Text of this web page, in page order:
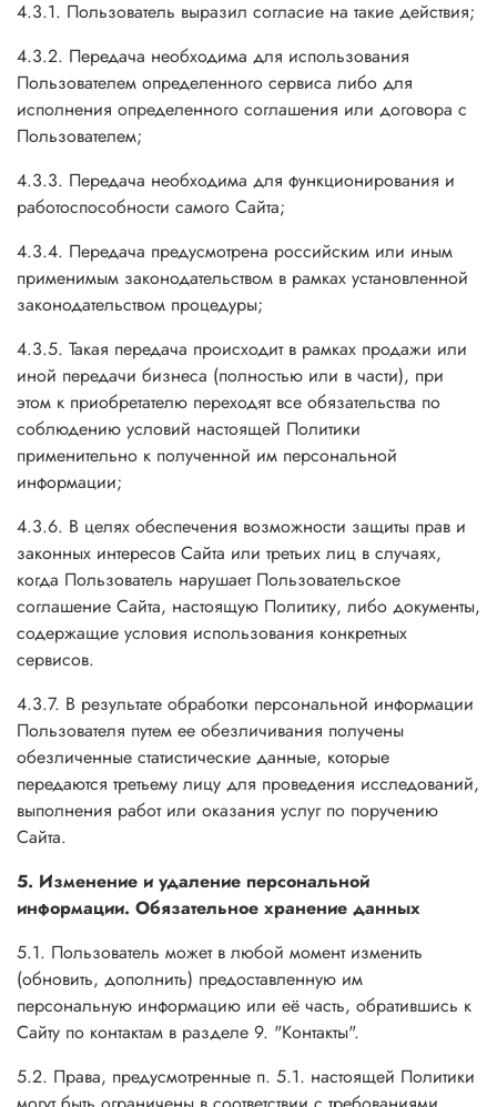
4.3.1. Пользователь выразил согласие на такие действия;
4.3.2. Передача необходима для использования
Пользователем определенного сервиса либо для
исполнения определенного соглашения или договора с
Пользователем;
4.3.3. Передача необходима для функционирования и
работоспособности самого Сайта;
4.3.4. Передача предусмотрена российским или иным
применимым законодательством в рамках установленной
законодательством процедуры;
4.3.5. Такая передача происходит в рамках продажи или
иной передачи бизнеса (полностью или в части), при
этом к приобретателю переходят все обязательства по
соблюдению условий настоящей Политики
применительно к полученной им персональной
информации;
4.3.6. В целях обеспечения возможности защиты прав и
законных интересов Сайта или третьих лиц в случаях,
когда Пользователь нарушает Пользовательское
соглашение Сайта, настоящую Политику, либо документы,
содержащие условия использования конкретных
сервисов.
4.3.7. В результате обработки персональной информации
Пользователя путем ее обезличивания получены
обезличенные статистические данные, которые
передаются третьему лицу для проведения исследований,
выполнения работ или оказания услуг по поручению
Сайта.
5. Изменение и удаление персональной
информации. Обязательное хранение данных
5.1. Пользователь может в любой момент изменить
(обновить, дополнить) предоставленную им
персональную информацию или её часть, обратившись к
Сайту по контактам в разделе 9. "Контакты".
5.2. Права, предусмотренные п. 5.1. настоящей Политики